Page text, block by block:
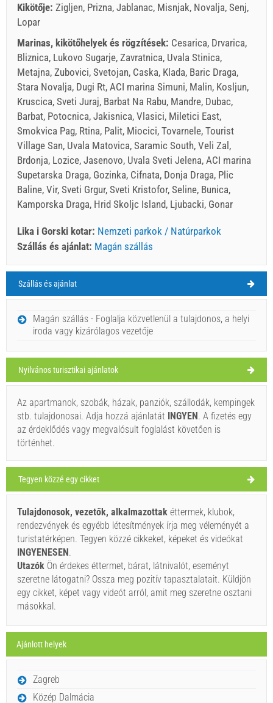
Kikötője: Zigljen, Prizna, Jablanac, Misnjak, Novalja, Senj,
Lopar
Marinas, kikötőhelyek és rögzítések: Cesarica, Drvarica,
Bliznica, Lukovo Sugarje, Zavratnica, Uvala Stinica,
Metajna, Zubovici, Svetojan, Caska, Klada, Baric Draga,
Stara Novalja, Dugi Rt, ACI marina Simuni, Malin, Kosljun,
Kruscica, Sveti Juraj, Barbat Na Rabu, Mandre, Dubac,
Barbat, Potocnica, Jakisnica, Vlasici, Miletici East,
Smokvica Pag, Rtina, Palit, Miocici, Tovarnele, Tourist
Village San, Uvala Matovica, Saramic South, Veli Zal,
Brdonja, Lozice, Jasenovo, Uvala Sveti Jelena, ACI marina
Supetarska Draga, Gozinka, Cifnata, Donja Draga, Plic
Baline, Vir, Sveti Grgur, Sveti Kristofor, Seline, Bunica,
Kamporska Draga, Hrid Skoljc Island, Ljubacki, Gonar
Lika i Gorski kotar: Nemzeti parkok / Natúrparkok
Szállás és ajánlat: Magán szállás
Lika i Gorski kotar Időjárás
VASÁRNAP
Horvátország Lika i Gorski kotar
GOSPIC
30°C
clear sky
Szélsebesség: 4.01 km/h
hétfő,
2026. 08. 10. 33°C clear sky
kedd,
2026. 08. 11. 35°C
szerda,
2026. 08. 12. 32°C overcast clouds
2026. 08. 13. 31°C clear sky
2026. 08. 14.
Risnjak (Nemzeti Park / Nature Park) Lika i Gorski kotar
Ivan Nane (Holiday-Link.Com)
Kell látogatni(/) Vizit(/) áthalad(/)
Szállás és ajánlat
Magán szállás - Foglalja közvetlenül a tulajdonos, a helyi
iroda vagy kizárólagos vezetője
Nyilvános turisztikai ajánlatok
Az apartmanok, szobák, házak, panziók, szállodák, kempingek
stb. tulajdonosai. Adja hozzá ajánlatát INGYEN. A fizetés egy
az érdeklődés vagy megvalósult foglalást követően is
történhet.
Tegyen közzé egy cikket
Tulajdonosok, vezetők, alkalmazottak éttermek, klubok,
rendezvények és egyébb létesítmények írja meg véleményét a
turistatérképen. Tegyen közzé cikkeket, képeket és videókat
INGYENESEN.
Utazók Ön érdekes éttermet, bárat, látnivalót, eseményt
szeretne látogatni? Ossza meg pozitív tapasztalatait. Küldjön
egy cikket, képet vagy videót arról, amit meg szeretne osztani
másokkal.
Ajánlott helyek
Zagreb
Közép Dalmácia